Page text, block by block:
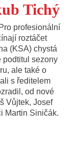
Tichý
profesionální
roztáčet
(KSA) chystá
podtitul sezony
ale také o
s ředitelem
od nové
Vůjtek, Josef
Martin Siničák.